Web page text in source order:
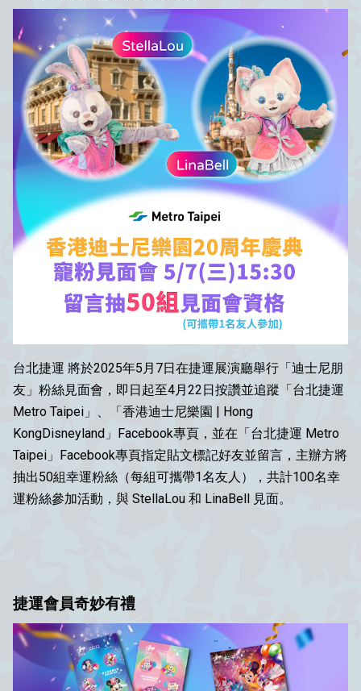
台北捷運 將於2025年5月7日在捷運展演廳舉行「迪士尼朋
友」粉絲見面會，即日起至4月22日按讚並追蹤「台北捷運
Metro Taipei」、「香港迪士尼樂園 | Hong
KongDisneyland」Facebook專頁，並在「台北捷運 Metro
Taipei」Facebook專頁指定貼文標記好友並留言，主辦方將
抽出50組幸運粉絲（每組可攜帶1名友人），共計100名幸
運粉絲參加活動，與 StellaLou 和 LinaBell 見面。
捷運會員奇妙有禮